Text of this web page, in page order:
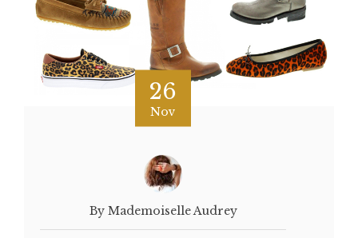
26
Nov
By Mademoiselle Audrey